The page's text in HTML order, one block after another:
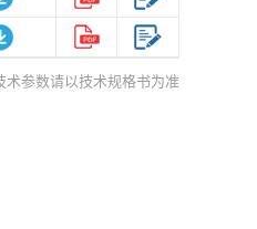
参数请以技术规格书为准